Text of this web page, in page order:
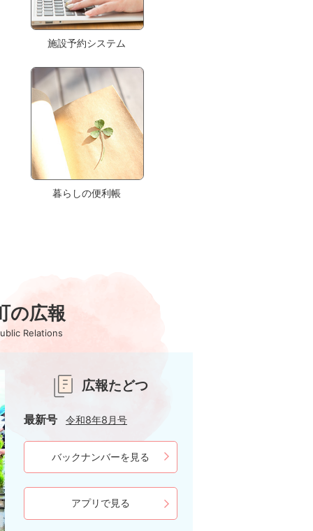
施設予約システム
暮らしの便利帳
の広報
Relations
広報たどつ
最新号 令和8年8月号
バックナンバーを見る
アプリで見る